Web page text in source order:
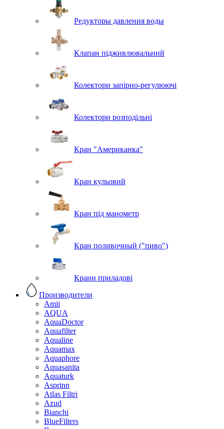
Редукторы давления воды
Клапан підживлювальний
Колектори запірно-регулюючі
Колектори розподільні
Кран "Американка"
Кран кульовий
Кран під манометр
Кран поливочный ("пиво")
Крани приладові
Производители
Amii
AQUA
AquaDoctor
Aquafilter
Aqualine
Aquamax
Aquaphore
Aquasanita
Aquaturk
Asprinn
Atlas Filtri
Azud
Bianchi
BlueFilters